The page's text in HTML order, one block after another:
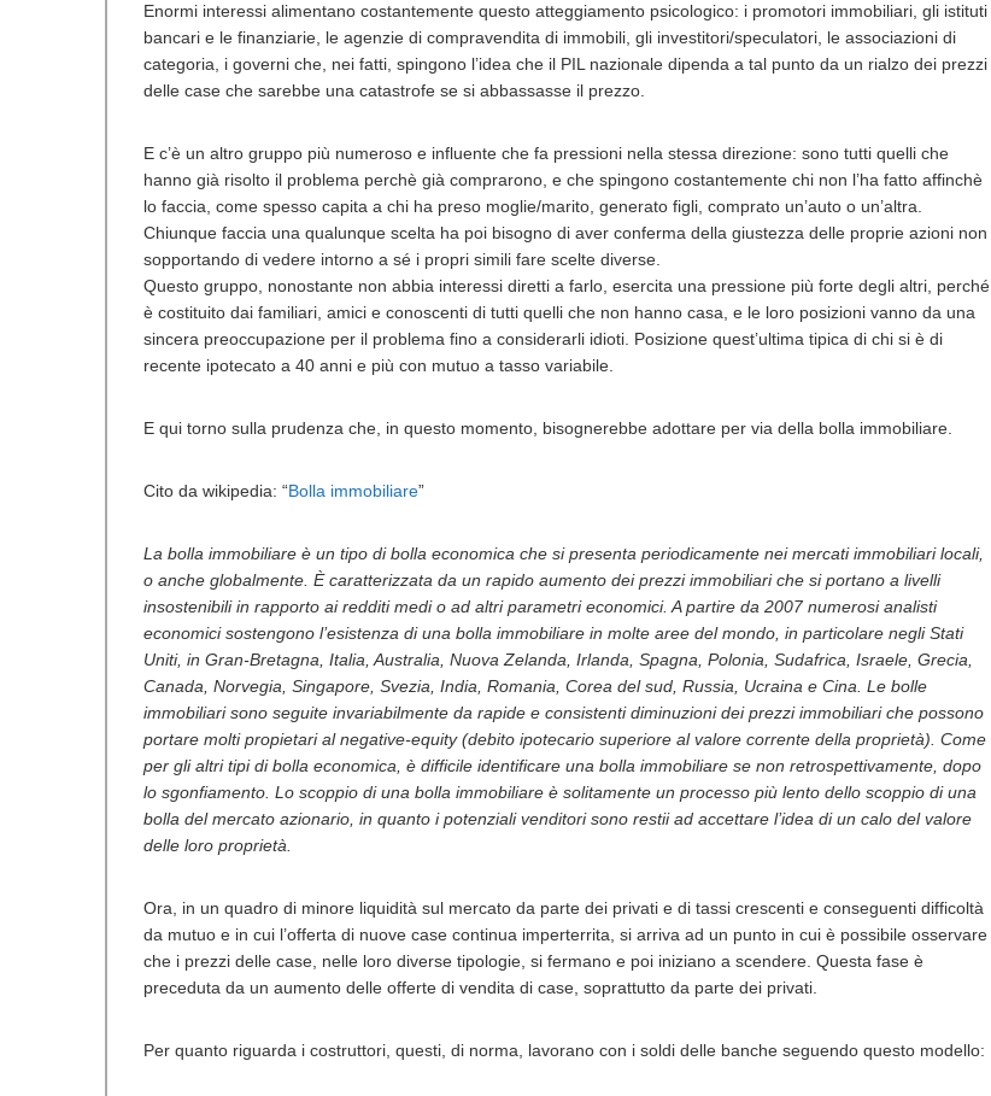
Enormi interessi alimentano costantemente questo atteggiamento psicologico: i promotori immobiliari, gli istituti
bancari e le finanziarie, le agenzie di compravendita di immobili, gli investitori/speculatori, le associazioni di
categoria, i governi che, nei fatti, spingono l’idea che il PIL nazionale dipenda a tal punto da un rialzo dei prezzi
delle case che sarebbe una catastrofe se si abbassasse il prezzo.
E c’è un altro gruppo più numeroso e influente che fa pressioni nella stessa direzione: sono tutti quelli che
hanno già risolto il problema perchè già comprarono, e che spingono costantemente chi non l’ha fatto affinchè
lo faccia, come spesso capita a chi ha preso moglie/marito, generato figli, comprato un’auto o un’altra.
Chiunque faccia una qualunque scelta ha poi bisogno di aver conferma della giustezza delle proprie azioni non
sopportando di vedere intorno a sé i propri simili fare scelte diverse.
Questo gruppo, nonostante non abbia interessi diretti a farlo, esercita una pressione più forte degli altri, perché
è costituito dai familiari, amici e conoscenti di tutti quelli che non hanno casa, e le loro posizioni vanno da una
sincera preoccupazione per il problema fino a considerarli idioti. Posizione quest’ultima tipica di chi si è di
recente ipotecato a 40 anni e più con mutuo a tasso variabile.
E qui torno sulla prudenza che, in questo momento, bisognerebbe adottare per via della bolla immobiliare.
Cito da wikipedia: “Bolla immobiliare”
La bolla immobiliare è un tipo di bolla economica che si presenta periodicamente nei mercati immobiliari locali,
o anche globalmente. È caratterizzata da un rapido aumento dei prezzi immobiliari che si portano a livelli
insostenibili in rapporto ai redditi medi o ad altri parametri economici. A partire da 2007 numerosi analisti
economici sostengono l’esistenza di una bolla immobiliare in molte aree del mondo, in particolare negli Stati
Uniti, in Gran-Bretagna, Italia, Australia, Nuova Zelanda, Irlanda, Spagna, Polonia, Sudafrica, Israele, Grecia,
Canada, Norvegia, Singapore, Svezia, India, Romania, Corea del sud, Russia, Ucraina e Cina. Le bolle
immobiliari sono seguite invariabilmente da rapide e consistenti diminuzioni dei prezzi immobiliari che possono
portare molti propietari al negative-equity (debito ipotecario superiore al valore corrente della proprietà). Come
per gli altri tipi di bolla economica, è difficile identificare una bolla immobiliare se non retrospettivamente, dopo
lo sgonfiamento. Lo scoppio di una bolla immobiliare è solitamente un processo più lento dello scoppio di una
bolla del mercato azionario, in quanto i potenziali venditori sono restii ad accettare l’idea di un calo del valore
delle loro proprietà.
Ora, in un quadro di minore liquidità sul mercato da parte dei privati e di tassi crescenti e conseguenti difficoltà
da mutuo e in cui l’offerta di nuove case continua imperterrita, si arriva ad un punto in cui è possibile osservare
che i prezzi delle case, nelle loro diverse tipologie, si fermano e poi iniziano a scendere. Questa fase è
preceduta da un aumento delle offerte di vendita di case, soprattutto da parte dei privati.
Per quanto riguarda i costruttori, questi, di norma, lavorano con i soldi delle banche seguendo questo modello: